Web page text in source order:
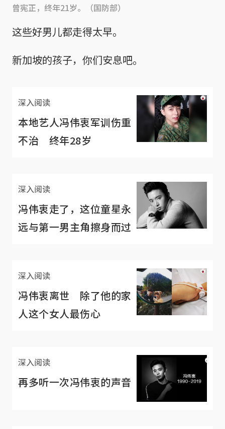
曾宪正，终年21岁。（国防部）
这些好男儿都走得太早。
新加坡的孩子，你们安息吧。
深入阅读
本地艺人冯伟衷军训伤重
不治 终年28岁
深入阅读
冯伟衷走了，这位童星永
远与第一男主角擦身而过
深入阅读
冯伟衷离世 除了他的家
人这个女人最伤心
深入阅读
再多听一次冯伟衷的声音